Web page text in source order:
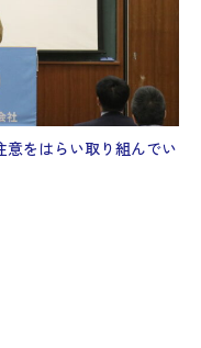
意をはらい取り組んでい